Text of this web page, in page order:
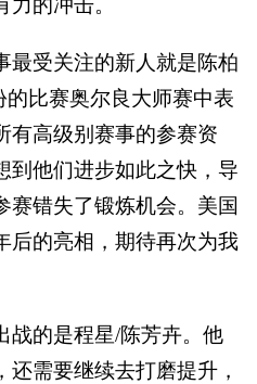
的冲击。
最受关注的新人就是陈柏
比赛奥尔良大师赛中表
有高级别赛事的参赛资
到他们进步如此之快，导
赛错失了锻炼机会。美国
后的亮相，期待再次为我
战的是程星/陈芳卉。他
需要继续去打磨提升，